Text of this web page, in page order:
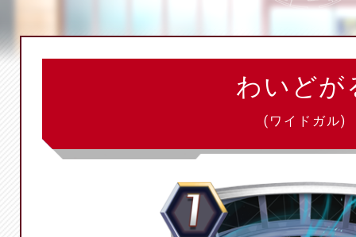
わいどが
(ワイドガル)